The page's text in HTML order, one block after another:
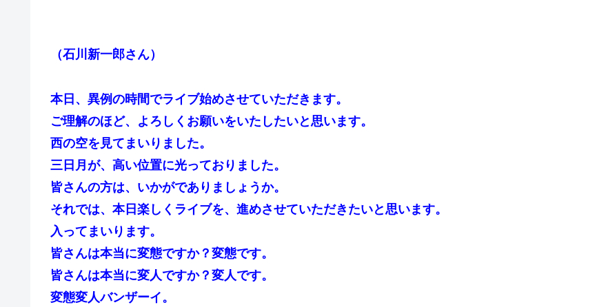
（石川新一郎さん）
本日、異例の時間でライブ始めさせていただきます。
ご理解のほど、よろしくお願いをいたしたいと思います。
西の空を見てまいりました。
三日月が、高い位置に光っておりました。
皆さんの方は、いかがでありましょうか。
それでは、本日楽しくライブを、進めさせていただきたいと思います。
入ってまいります。
皆さんは本当に変態ですか？変態です。
皆さんは本当に変人ですか？変人です。
変態変人バンザーイ。